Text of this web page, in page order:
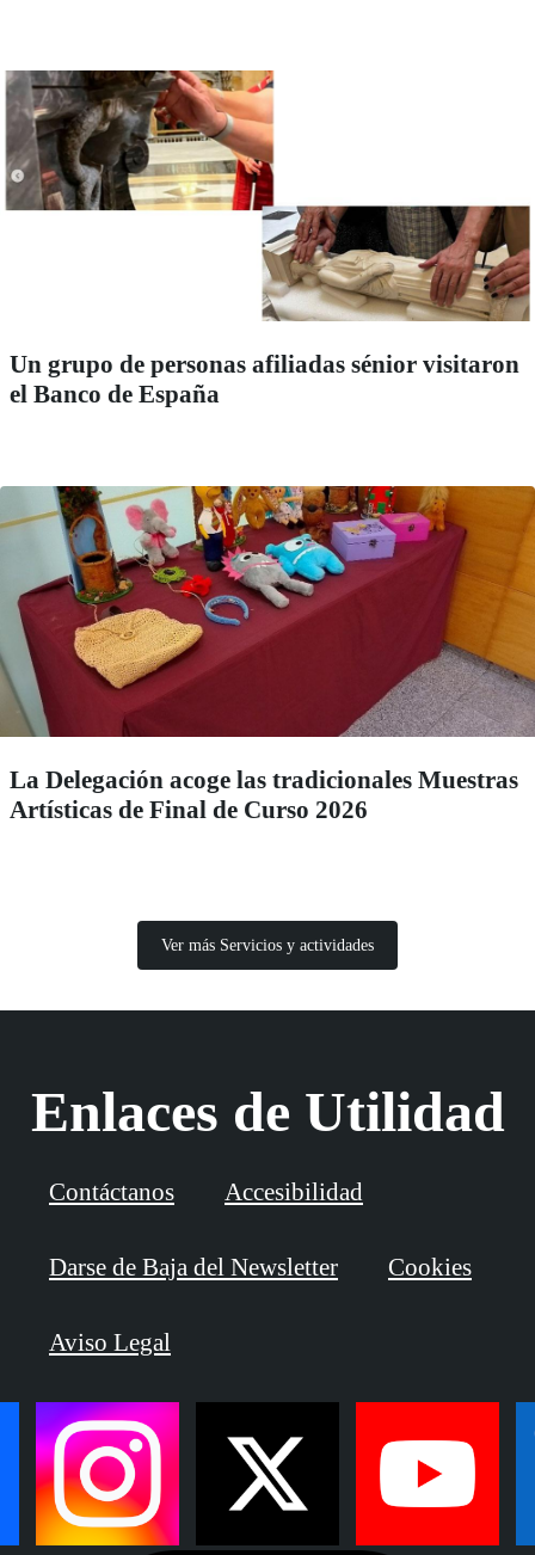
Un grupo de personas afiliadas sénior visitaron
el Banco de España
La Delegación acoge las tradicionales Muestras
Artísticas de Final de Curso 2026
Ver más Servicios y actividades
Enlaces de Utilidad
Contáctanos Accesibilidad
Darse de Baja del Newsletter Cookies
Aviso Legal